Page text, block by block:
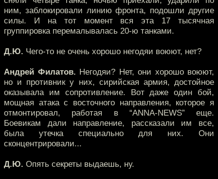
ним, заблокировали линию фронта, подошли другие
силы. И на тот момент вся эта 17 тысячная
группировка перемалывалась 20-ю танками.
Д.Ю. Чего-то не очень хорошо негодяи воюют, нет?
Андрей Филатов. Негодяи? Нет, они хорошо воюют,
но и противник у них, сирийская армия, достойное
оказывала им сопротивление. Вот даже один бой,
мощная атака с восточного направления, которое я
отмонтировал, работая в “ANNA-NEWS” еще.
Боевикам дали направление, рассказали им все,
была утечка специально для них. Они
сконцентрировали...
Д.Ю. Опять секреты выдаешь, ну.